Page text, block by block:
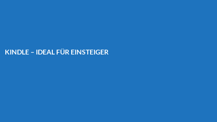
KINDLE – IDEAL FÜR EINSTEIGER